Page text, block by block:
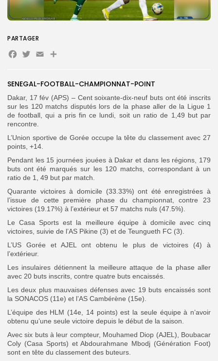
for:
FR
SENEGAL-FOOTBALL-CHAMPIONNAT-POINT
Dakar, 17 fév (APS) – Cent soixante-dix-neuf buts ont été inscrits
sur les 120 matchs disputés lors de la phase aller de la Ligue 1
de football, qui a pris fin ce lundi, soit un ratio de 1,49 but par
rencontre.
L’Union sportive de Gorée occupe la tête du classement avec 27
points, +14.
Pendant les 15 journées jouées à Dakar et dans les régions, 179
buts ont été marqués sur les 120 matchs, correspondant à un
ratio de 1, 49 but par match.
Quarante victoires à domicile (33.33%) ont été enregistrées à
l’issue de cette première phase du championnat, contre 23
victoires (19.17%) à l’extérieur et 57 matchs nuls (47.5%).
Le Casa Sports est la meilleure équipe à domicile avec cinq
victoires, suivie de l’AS Pikine (3) et de Teungueth FC (3).
L’US Gorée et AJEL ont obtenu le plus de victoires (4) à
l’extérieur.
Les insulaires détiennent la meilleure attaque de la phase aller
avec 20 buts inscrits, contre quatre buts encaissés.
Les deux plus mauvaises défenses avec 19 buts encaissés sont
la SONACOS (11e) et l’AS Cambérène (15e).
L’équipe des HLM (14e, 14 points) est la seule équipe à n’avoir
obtenu qu’une seule victoire depuis le début de la saison.
Avec six buts à leur compteur, Mouhamed Diop (AJEL), Boubacar
Coly (Casa Sports) et Abdourahmane Mbodj (Génération Foot)
sont en tête du classement des buteurs.
PARTAGER
Facebook
Twitter
EmailPartager